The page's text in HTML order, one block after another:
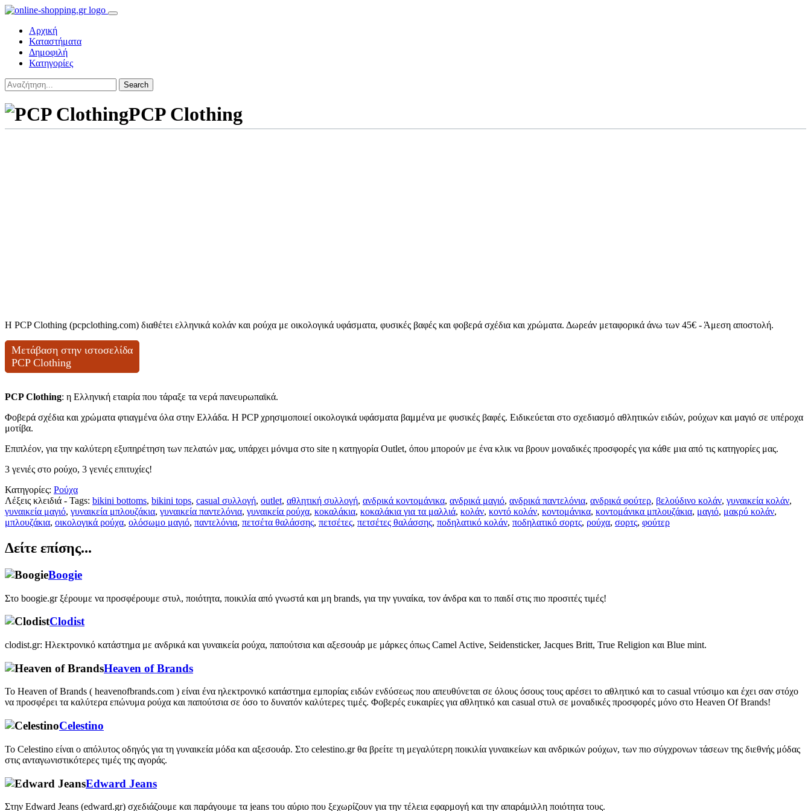
Αρχική
Καταστήματα
Δημοφιλή
Κατηγορίες
Search
PCP Clothing
Η PCP Clothing (pcpclothing.com) διαθέτει ελληνικά κολάν και ρούχα με οικολογικά υφάσματα, φυσικές βαφές και φοβερά σχέδια και χρώματα. Δωρεάν μεταφορικά άνω των 45€ - Άμεση αποστολή.
Μετάβαση στην ιστοσελίδα
PCP Clothing
PCP Clothing: η Ελληνική εταιρία που τάραξε τα νερά πανευρωπαϊκά.
Φοβερά σχέδια και χρώματα φτιαγμένα όλα στην Ελλάδα. Η PCP χρησιμοποιεί οικολογικά υφάσματα βαμμένα με φυσικές βαφές. Ειδικεύεται στο σχεδιασμό αθλητικών ειδών, ρούχων και μαγιό σε υπέροχα
μοτίβα.
Επιπλέον, για την καλύτερη εξυπηρέτηση των πελατών μας, υπάρχει μόνιμα στο site η κατηγορία Outlet, όπου μπορούν με ένα κλικ να βρουν μοναδικές προσφορές για κάθε μια από τις κατηγορίες μας.
3 γενιές στο ρούχο, 3 γενιές επιτυχίες!
Κατηγορίες: Ρούχα
Λέξεις κλειδιά - Tags: bikini bottoms, bikini tops, casual συλλογή, outlet, αθλητική συλλογή, ανδρικά κοντομάνικα, ανδρικά μαγιό, ανδρικά παντελόνια, ανδρικά φούτερ, βελούδινο κολάν, γυναικεία κολάν,
γυναικεία μαγιό, γυναικεία μπλουζάκια, γυναικεία παντελόνια, γυναικεία ρούχα, κοκαλάκια, κοκαλάκια για τα μαλλιά, κολάν, κοντό κολάν, κοντομάνικα, κοντομάνικα μπλουζάκια, μαγιό, μακρύ κολάν,
μπλουζάκια, οικολογικά ρούχα, ολόσωμο μαγιό, παντελόνια, πετσέτα θαλάσσης, πετσέτες, πετσέτες θαλάσσης, ποδηλατικό κολάν, ποδηλατικό σορτς, ρούχα, σορτς, φούτερ
Δείτε επίσης...
Boogie
Στο boogie.gr ξέρουμε να προσφέρουμε στυλ, ποιότητα, ποικιλία από γνωστά και μη brands, για την γυναίκα, τον άνδρα και το παιδί στις πιο προσιτές τιμές!
Clodist
clodist.gr: Ηλεκτρονικό κατάστημα με ανδρικά και γυναικεία ρούχα, παπούτσια και αξεσουάρ με μάρκες όπως Camel Active, Seidensticker, Jacques Britt, True Religion και Blue mint.
Heaven of Brands
Το Heaven of Brands ( heavenofbrands.com ) είναι ένα ηλεκτρονικό κατάστημα εμπορίας ειδών ενδύσεως που απευθύνεται σε όλους όσους τους αρέσει το αθλητικό και το casual ντύσιμο και έχει σαν στόχο
να προσφέρει τα καλύτερα επώνυμα ρούχα και παπούτσια σε όσο το δυνατόν καλύτερες τιμές. Φοβερές ευκαιρίες για αθλητικό και casual στυλ σε μοναδικές προσφορές μόνο στο Heaven Of Brands!
Celestino
Το Celestino είναι ο απόλυτος οδηγός για τη γυναικεία μόδα και αξεσουάρ. Στο celestino.gr θα βρείτε τη μεγαλύτερη ποικιλία γυναικείων και ανδρικών ρούχων, των πιο σύγχρονων τάσεων της διεθνής μόδας
στις ανταγωνιστικότερες τιμές της αγοράς.
Edward Jeans
Στην Edward Jeans (edward.gr) σχεδιάζουμε και παράγουμε τα jeans του αύριο που ξεχωρίζουν για την τέλεια εφαρμογή και την απαράμιλλη ποιότητα τους.